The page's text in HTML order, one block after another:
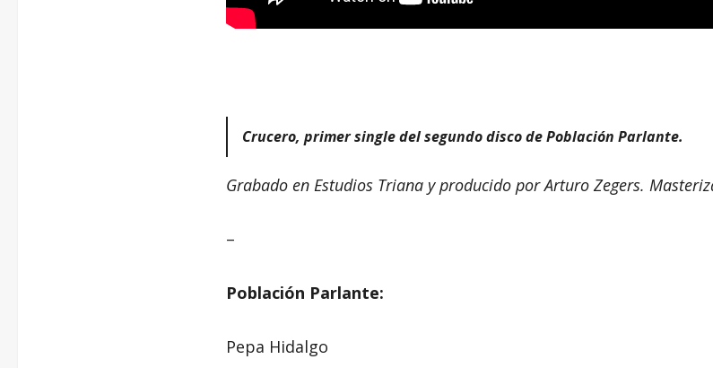
Crucero, primer single del segundo disco de Población Parlante.
Grabado en Estudios Triana y producido por Arturo Zegers.
–
Población Parlante:
Pepa Hidalgo